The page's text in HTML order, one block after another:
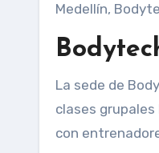
Medellín,
La sede de
clases
con